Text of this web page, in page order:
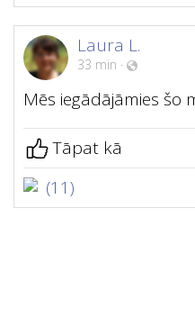
Laura L.
33 min ·
Mēs iegādājāmies šo
Tāpat kā
(11)